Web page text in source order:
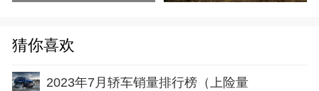
猜你喜欢
2023年7月轿车销量排行榜（上险量